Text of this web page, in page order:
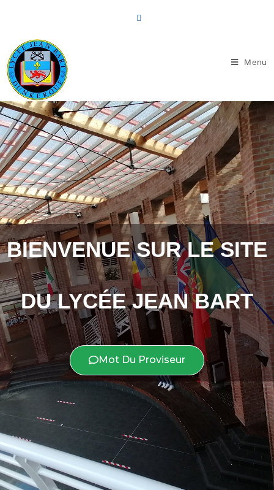
Menu
BIENVENUE SUR LE SITE
DU LYCÉE JEAN BART
Mot Du Proviseur